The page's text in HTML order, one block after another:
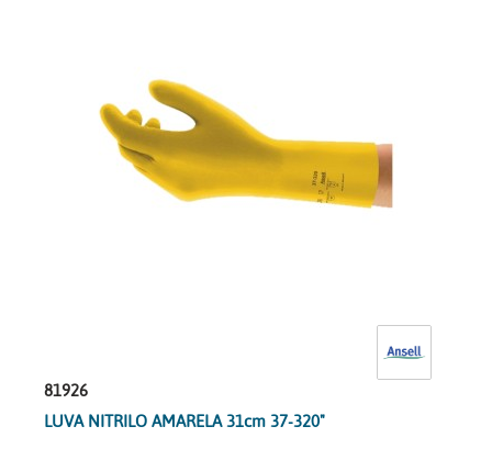
81926
LUVA NITRILO AMARELA 31cm 37-320"